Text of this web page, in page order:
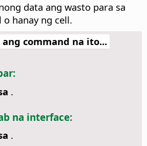
data ang wasto para sa
hanay ng cell.
ang command na ito...
.
na interface:
.